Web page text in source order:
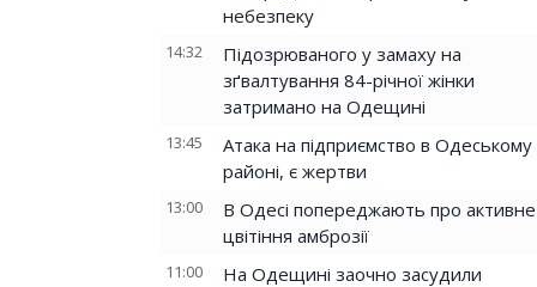
небезпеку
14:32
Підозрюваного у замаху на
зґвалтування 84-річної жінки
затримано на Одещині
13:45
Атака на підприємство в Одеському
районі, є жертви
13:00
В Одесі попереджають про активне
цвітіння амброзії
11:00
На Одещині заочно засудили